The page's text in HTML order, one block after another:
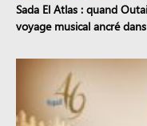
Sada El Atlas : quand
voyage musical ancré